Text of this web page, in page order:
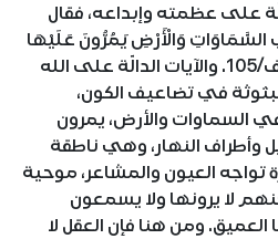
على عظمته وإبداعه، فقال
وَالْأَرْضِ يَمُرُّونَ عَلَيْهَا
وَهُمْ عَنْهَا مُعْرِضُونَ) يوسف/105. والآيات الدالّة على الله
في تضاعيف الكون،
في السماوات والأرض، يمرون
وأطراف النهار، وهي ناطقة
تواجه العيون والمشاعر، موحية
لا يرونها ولا يسمعون
ومن هنا فإن العقل لا